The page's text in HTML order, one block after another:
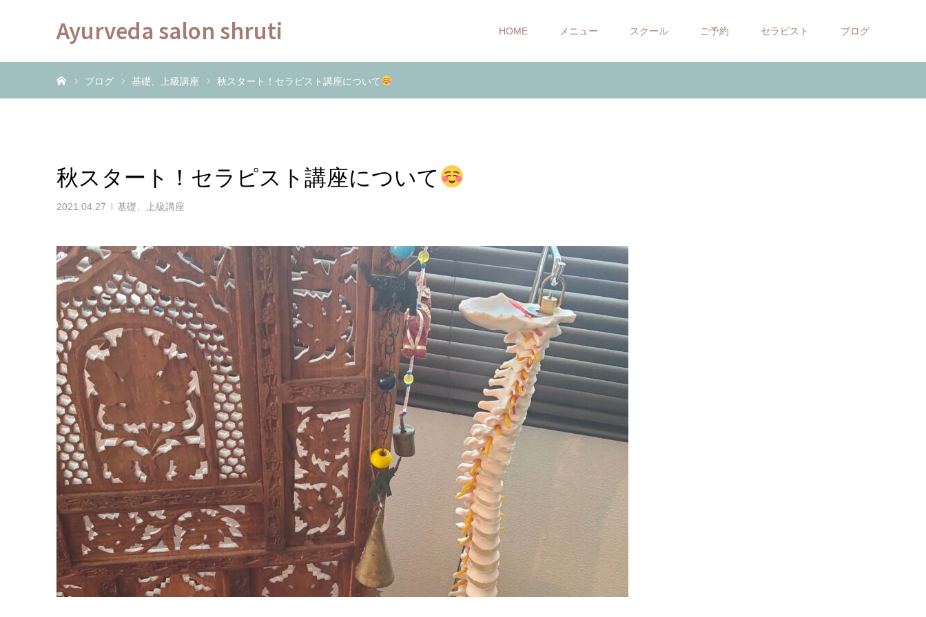
Ayurveda salon shruti HOME メニュー スクール ご予約 セラピスト ブログ
ブログ 基礎、上級講座 秋スタート！セラピスト講座について
秋スタート！セラピスト講座について
2021.04.27 基礎、上級講座